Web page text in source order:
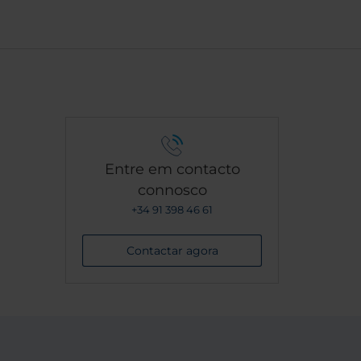
Entre em contacto
connosco
+34 91 398 46 61
Contactar agora